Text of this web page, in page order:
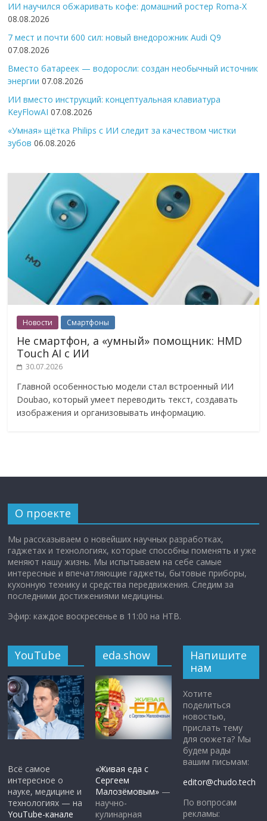
ИИ научился обжаривать кофе: домашний ростер Roma-X
08.08.2026
7 мест и почти 600 сил: новый внедорожник Audi Q9
07.08.2026
Вместо батареек — водоросли: создан необычный источник
энергии 07.08.2026
ИИ вместо инструкций: концептуальная клавиатура
KeyFlowAI 07.08.2026
«Умная» щётка Philips с ИИ следит за качеством чистки
зубов 06.08.2026
Новости Смартфоны
Не смартфон, а «умный» помощник: HMD
Touch AI с ИИ
30.07.2026
Главной особенностью модели стал встроенный ИИ
Doubao, который умеет переводить текст, создавать
изображения и организовывать информацию.
О проекте
Мы рассказываем о новейших научных разработках,
гаджетах и технологиях, которые способны поменять и уже
меняют нашу жизнь. Мы испытываем на себе самые
интересные и впечатляющие гаджеты, бытовые приборы,
кухонную технику и средства передвижения. Следим за
последними достижениями медицины.
Эфир: каждое воскресенье в 11:00 на НТВ.
YouTube
Всё самое
интересное о
науке, медицине и
технологиях — на
YouTube-канале
eda.show
«Живая еда с
Сергеем
Малозёмовым» —
научно-
кулинарная
Напишите
нам
Хотите
поделиться
новостью,
прислать тему
для сюжета? Мы
будем рады
вашим письмам:
editor@chudo.tech
По вопросам
рекламы: